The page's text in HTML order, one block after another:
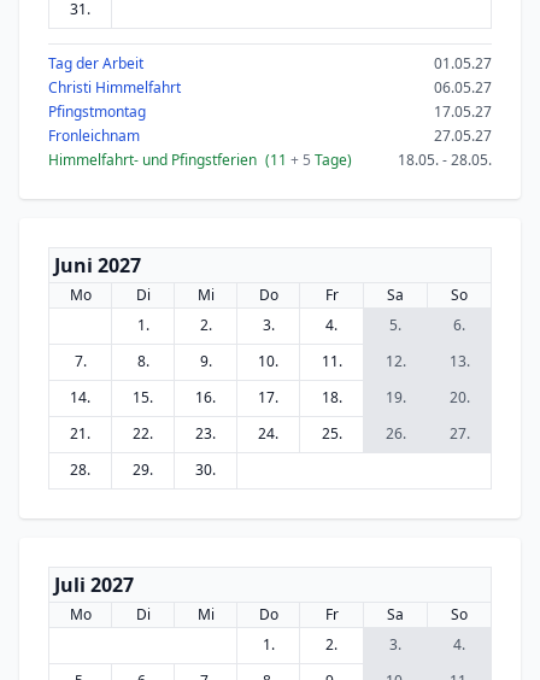
31.
Tag der Arbeit
01.05.27
Christi Himmelfahrt
06.05.27
Pfingstmontag
17.05.27
Fronleichnam
27.05.27
Himmelfahrt- und Pfingstferien (11 + 5 Tage) 18.05. - 28.05.
Juni 2027
Mo Di Mi Do Fr Sa
So
1.
2. 3. 4. 5.
6.
7.
8. 9. 10. 11. 12.
13.
14.
15. 16. 17. 18. 19.
20.
21.
22. 23. 24. 25. 26.
27.
28.
29. 30.
Juli 2027
Mo Di Mi Do Fr Sa
So
1.
2. 3.
4.